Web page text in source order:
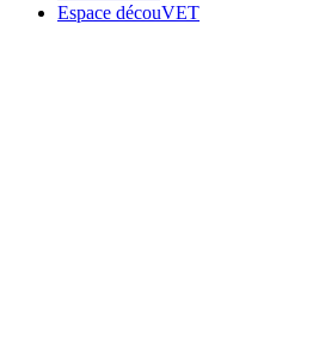
Espace découVET